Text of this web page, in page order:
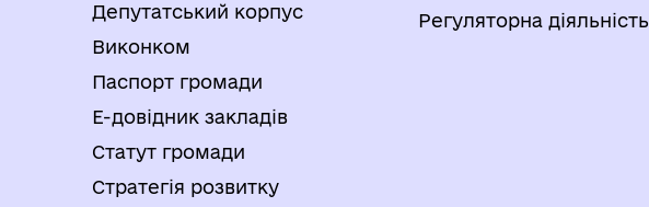
Депутатський корпус
Виконком
Паспорт громади
Е-довідник закладів
Статут громади
Стратегія розвитку
Регуляторна діяльність